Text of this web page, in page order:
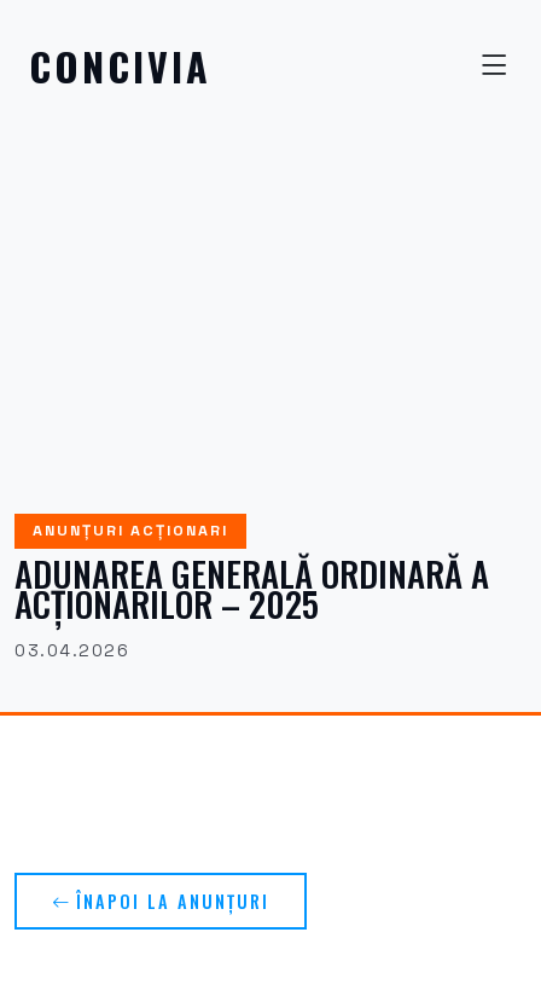
CONCIVIA
ANUNȚURI ACȚIONARI
ADUNAREA GENERALĂ ORDINARĂ A
ACȚIONARILOR – 2025
03.04.2026
ÎNAPOI LA ANUNȚURI